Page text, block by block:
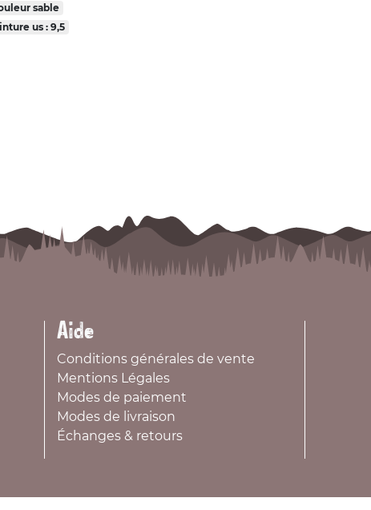
sable
us : 9,5
Aide
Conditions générales de vente
Mentions Légales
Modes de paiement
Modes de livraison
Échanges & retours